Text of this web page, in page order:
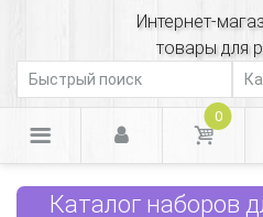
Интернет-
товары для
0
Каталог наборов